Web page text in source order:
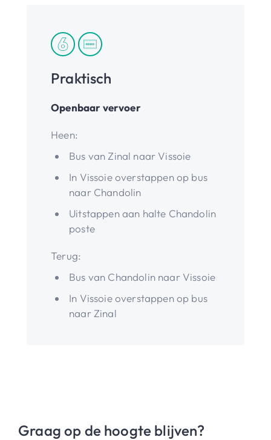
Praktisch
Openbaar vervoer
Heen:
Bus van Zinal naar Vissoie
In Vissoie overstappen op bus
naar Chandolin
Uitstappen aan halte Chandolin
poste
Terug:
Bus van Chandolin naar Vissoie
In Vissoie overstappen op bus
naar Zinal
Graag op de hoogte blijven?